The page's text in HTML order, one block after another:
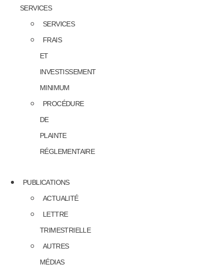
SERVICES
SERVICES
FRAIS
ET
INVESTISSEMENT
MINIMUM
PROCÉDURE
DE
PLAINTE
RÉGLEMENTAIRE
PUBLICATIONS
ACTUALITÉ
LETTRE
TRIMESTRIELLE
AUTRES
MÉDIAS